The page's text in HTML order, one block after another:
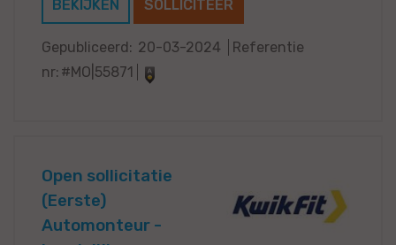
BEKIJKEN SOLLICITEER
Gepubliceerd: 20-03-2024
Referentie
nr: #MO|55871
Open sollicitatie
(Eerste)
Automonteur -